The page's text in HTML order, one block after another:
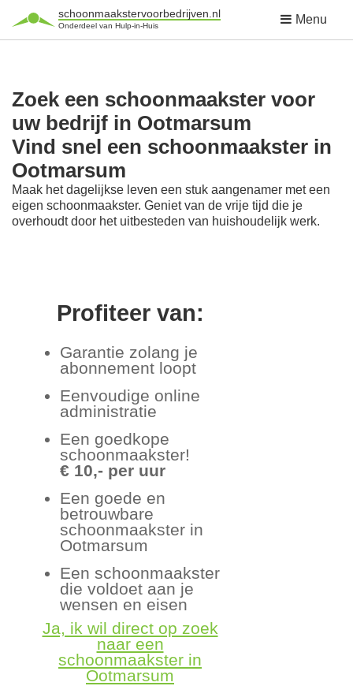
schoonmaakstervoorbedrijven.nl
Onderdeel van Hulp-in-Huis Menu
Zoek een schoonmaakster voor
uw bedrijf in Ootmarsum
Vind snel een schoonmaakster in
Ootmarsum
Maak het dagelijkse leven een stuk aangenamer met een
eigen schoonmaakster. Geniet van de vrije tijd die je
overhoudt door het uitbesteden van huishoudelijk werk.
Profiteer van:
Garantie zolang je
abonnement loopt
Eenvoudige online
administratie
Een goedkope
schoonmaakster!
€ 10,- per uur
Een goede en
betrouwbare
schoonmaakster in
Ootmarsum
Een schoonmaakster
die voldoet aan je
wensen en eisen
Ja, ik wil direct op zoek
naar een
schoonmaakster in
Ootmarsum